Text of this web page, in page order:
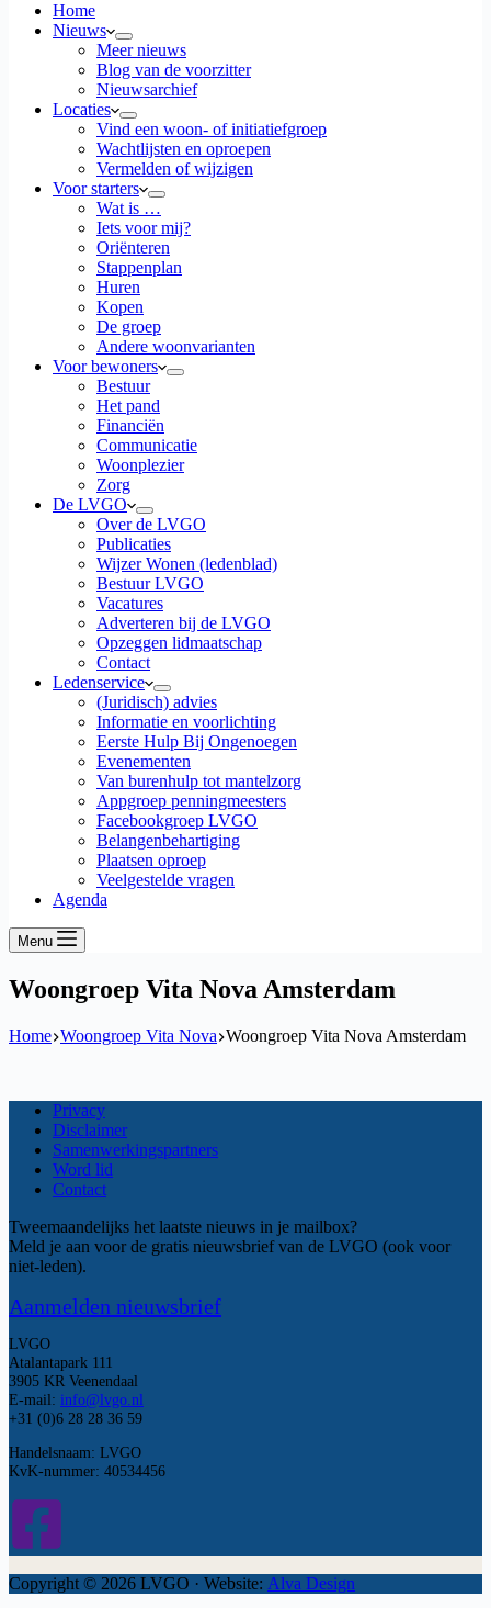
Home
Nieuws
Meer nieuws
Blog van de voorzitter
Nieuwsarchief
Locaties
Vind een woon- of initiatiefgroep
Wachtlijsten en oproepen
Vermelden of wijzigen
Voor starters
Wat is …
Iets voor mij?
Oriënteren
Stappenplan
Huren
Kopen
De groep
Andere woonvarianten
Voor bewoners
Bestuur
Het pand
Financiën
Communicatie
Woonplezier
Zorg
De LVGO
Over de LVGO
Publicaties
Wijzer Wonen (ledenblad)
Bestuur LVGO
Vacatures
Adverteren bij de LVGO
Opzeggen lidmaatschap
Contact
Ledenservice
(Juridisch) advies
Informatie en voorlichting
Eerste Hulp Bij Ongenoegen
Evenementen
Van burenhulp tot mantelzorg
Appgroep penningmeesters
Facebookgroep LVGO
Belangenbehartiging
Plaatsen oproep
Veelgestelde vragen
Agenda
Menu
Woongroep Vita Nova Amsterdam
Home Woongroep Vita Nova Woongroep Vita Nova Amsterdam
Privacy
Disclaimer
Samenwerkingspartners
Word lid
Contact
Tweemaandelijks het laatste nieuws in je mailbox?
Meld je aan voor de gratis nieuwsbrief van de LVGO (ook voor
niet-leden).
Aanmelden nieuwsbrief
LVGO
Atalantapark 111
3905 KR Veenendaal
E-mail: info@lvgo.nl
+31 (0)6 28 28 36 59
Handelsnaam: LVGO
KvK-nummer: 40534456
Copyright © 2026 LVGO · Website: Alva Design